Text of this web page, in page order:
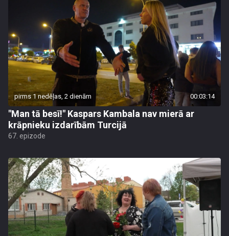
pirms 1 nedēļas, 2 dienām 00:03:14
"Man tā besī!" Kaspars Kambala nav mierā ar
krāpnieku izdarībām Turcijā
67. epizode